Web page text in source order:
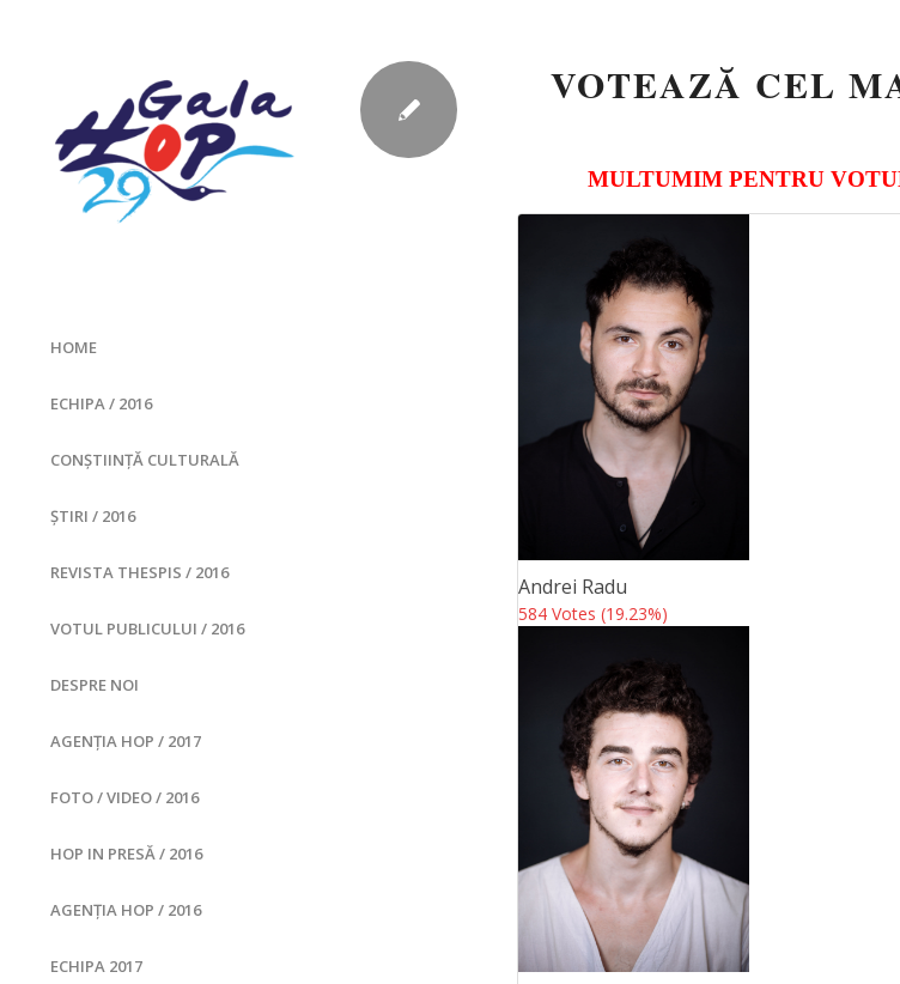
HOME
ECHIPA / 2016
CONȘTIINȚĂ CULTURALĂ
ȘTIRI / 2016
REVISTA THESPIS / 2016
VOTUL PUBLICULUI / 2016
DESPRE NOI
AGENȚIA HOP / 2017
FOTO / VIDEO / 2016
HOP IN PRESĂ / 2016
AGENȚIA HOP / 2016
ECHIPA 2017
VOTEAZĂ CEL
MULTUMIM PENTRU
Andrei Radu
584 Votes (19.23%)